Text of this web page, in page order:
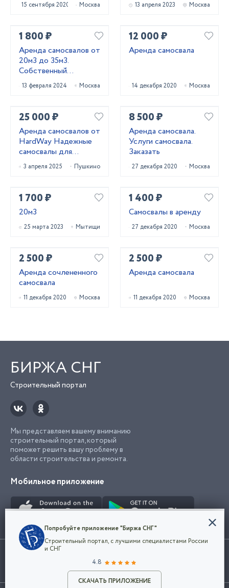
Разместить объявление
15 сентября 2020 Москва 13 апреля 2023 Москва
1 800 ₽
Аренда самосвалов от
20м3 до 35м3.
Собственный
автопарк.
13 февраля 2024 Москва
12 000 ₽
Аренда самосвала
14 декабря 2020 Москва
25 000 ₽
Аренда самосвалов от
HardWay Надежные
самосвалы для
перевозки материалов
3 апреля 2025 Пушкино
8 500 ₽
Аренда самосвала.
Услуги самосвала.
Заказать
27 декабря 2020 Москва
1 700 ₽
20м3
25 марта 2023 Мытищи
1 400 ₽
Самосвалы в аренду
27 декабря 2020 Москва
2 500 ₽
Аренда сочлененного
самосвала
11 декабря 2020 Москва
2 500 ₽
Аренда самосвала
11 декабря 2020 Москва
БИРЖА СНГ
Строительный портал
Мы представляем вашему вниманию
строительный портал, который
поможет решить вашу проблему в
области строительства и ремонта.
Мобильное приложение
Использование сайта, в том числе подача объявлений, означает
марки представленные на сайте являются собственностью их
Конфиденциальность
Мы используем файлы cookie, чтобы сделать
наш сайт удобным для каждого
Политикой конфиденциальности компании
и принимаете условия использования cookie.
Попробуйте приложение "Биржа СНГ"
Строительный портал, с лучшими специалистами России
и СНГ
4.8
СКАЧАТЬ ПРИЛОЖЕНИЕ